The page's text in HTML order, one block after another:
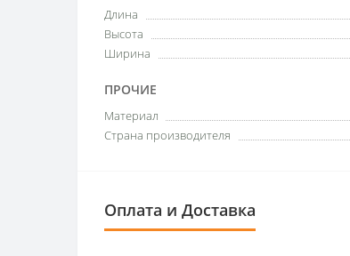
Длина
Высота
Ширина
ПРОЧИЕ
Материал
Страна производителя
Оплата и Доставка